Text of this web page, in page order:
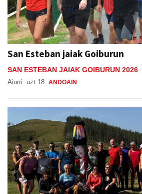
San Esteban jaiak Goiburun
SAN ESTEBAN JAIAK GOIBURUN 2026
Aiurri uzt 18 ANDOAIN